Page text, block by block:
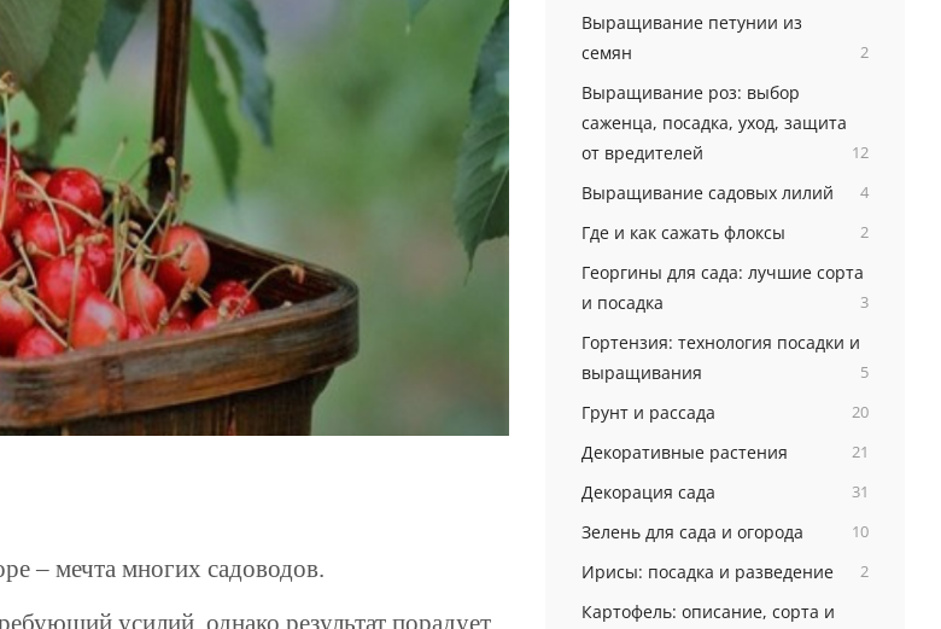
– мечта многих садоводов.
усилий, однако результат порадует.
Выращивание петунии из
семян
2
Выращивание роз: выбор
саженца, посадка, уход, защита
от вредителей
12
Выращивание садовых лилий 4
Где и как сажать флоксы 2
Георгины для сада: лучшие сорта
и посадка
3
Гортензия: технология посадки и
выращивания
5
Грунт и рассада 20
Декоративные растения 21
Декорация сада 31
Зелень для сада и огорода 10
Ирисы: посадка и разведение 2
Картофель: описание, сорта и